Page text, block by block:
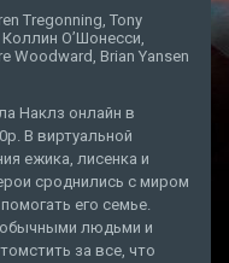
Tregonning, Tony
О’Шонесси,
Woodward, Brian Yansen
Наклз онлайн в
В виртуальной
ежика, лисенка и
сроднились с миром
его семье.
обычными людьми и
за все, что